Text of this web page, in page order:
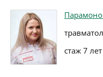
стаж 7 лет